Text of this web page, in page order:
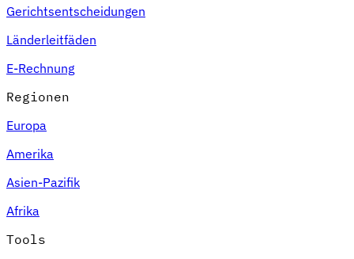
Gerichtsentscheidungen
Länderleitfäden
E-Rechnung
Regionen
Europa
Amerika
Asien-Pazifik
Afrika
Tools